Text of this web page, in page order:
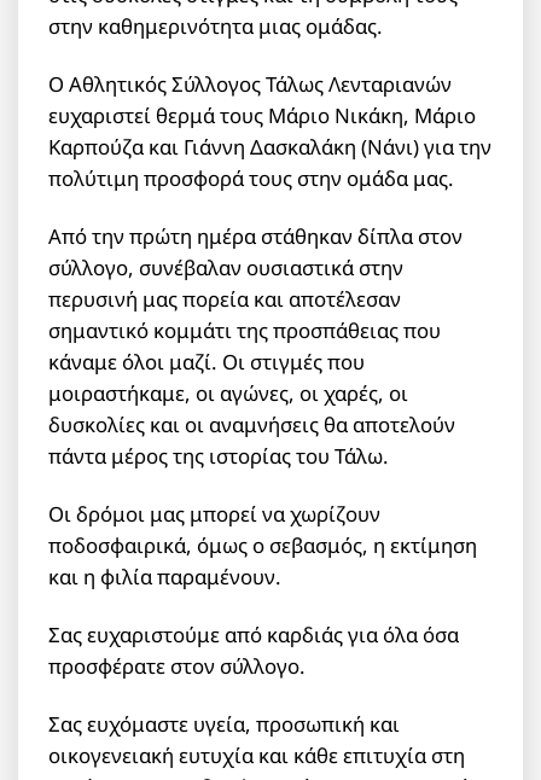
στην καθημερινότητα μιας ομάδας.
Ο Αθλητικός Σύλλογος Τάλως Λενταριανών
ευχαριστεί θερμά τους Μάριο Νικάκη, Μάριο
Καρπούζα και Γιάννη Δασκαλάκη (Νάνι) για την
πολύτιμη προσφορά τους στην ομάδα μας.
Από την πρώτη ημέρα στάθηκαν δίπλα στον
σύλλογο, συνέβαλαν ουσιαστικά στην
περυσινή μας πορεία και αποτέλεσαν
σημαντικό κομμάτι της προσπάθειας που
κάναμε όλοι μαζί. Οι στιγμές που
μοιραστήκαμε, οι αγώνες, οι χαρές, οι
δυσκολίες και οι αναμνήσεις θα αποτελούν
πάντα μέρος της ιστορίας του Τάλω.
Οι δρόμοι μας μπορεί να χωρίζουν
ποδοσφαιρικά, όμως ο σεβασμός, η εκτίμηση
και η φιλία παραμένουν.
Σας ευχαριστούμε από καρδιάς για όλα όσα
προσφέρατε στον σύλλογο.
Σας ευχόμαστε υγεία, προσωπική και
οικογενειακή ευτυχία και κάθε επιτυχία στη